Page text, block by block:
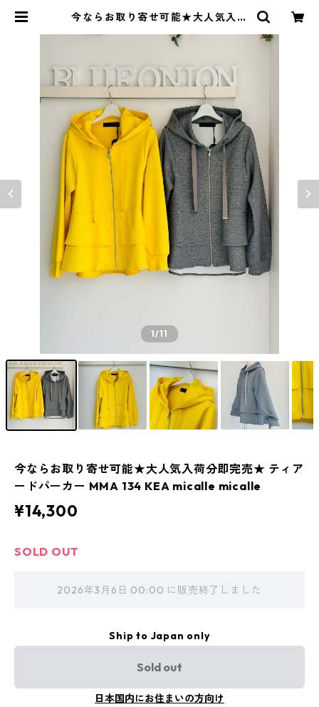
今ならお取り寄せ可能★大人気入荷
A 134 KEA micalle micalle | Blu
eOnion
1/11
今ならお取り寄せ可能★大人気入荷分即完売★ ティア
ードパーカー MMA 134 KEA micalle micalle
¥14,300
SOLD OUT
2026年3月6日 00:00 に販売終了しました
Ship to Japan only
Sold out
日本国内にお住まいの方向け